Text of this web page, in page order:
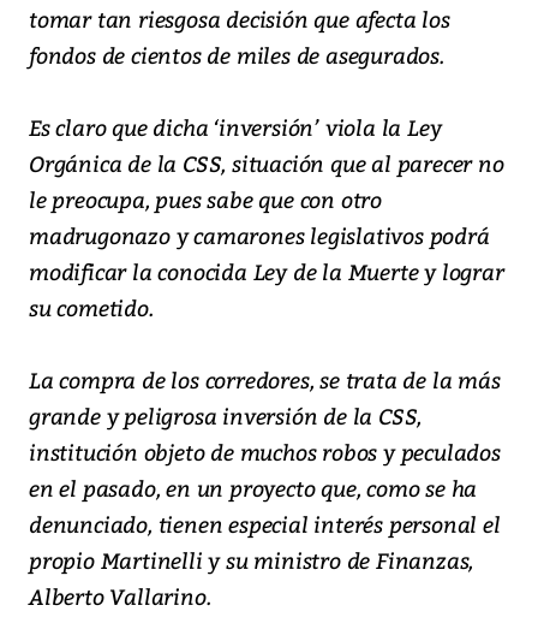
tomar tan riesgosa decisión que afecta los
fondos de cientos de miles de asegurados.
Es claro que dicha ‘inversión’ viola la Ley
Orgánica de la CSS, situación que al parecer no
le preocupa, pues sabe que con otro
madrugonazo y camarones legislativos podrá
modificar la conocida Ley de la Muerte y lograr
su cometido.
La compra de los corredores, se trata de la más
grande y peligrosa inversión de la CSS,
institución objeto de muchos robos y peculados
en el pasado, en un proyecto que, como se ha
denunciado, tienen especial interés personal el
propio Martinelli y su ministro de Finanzas,
Alberto Vallarino.